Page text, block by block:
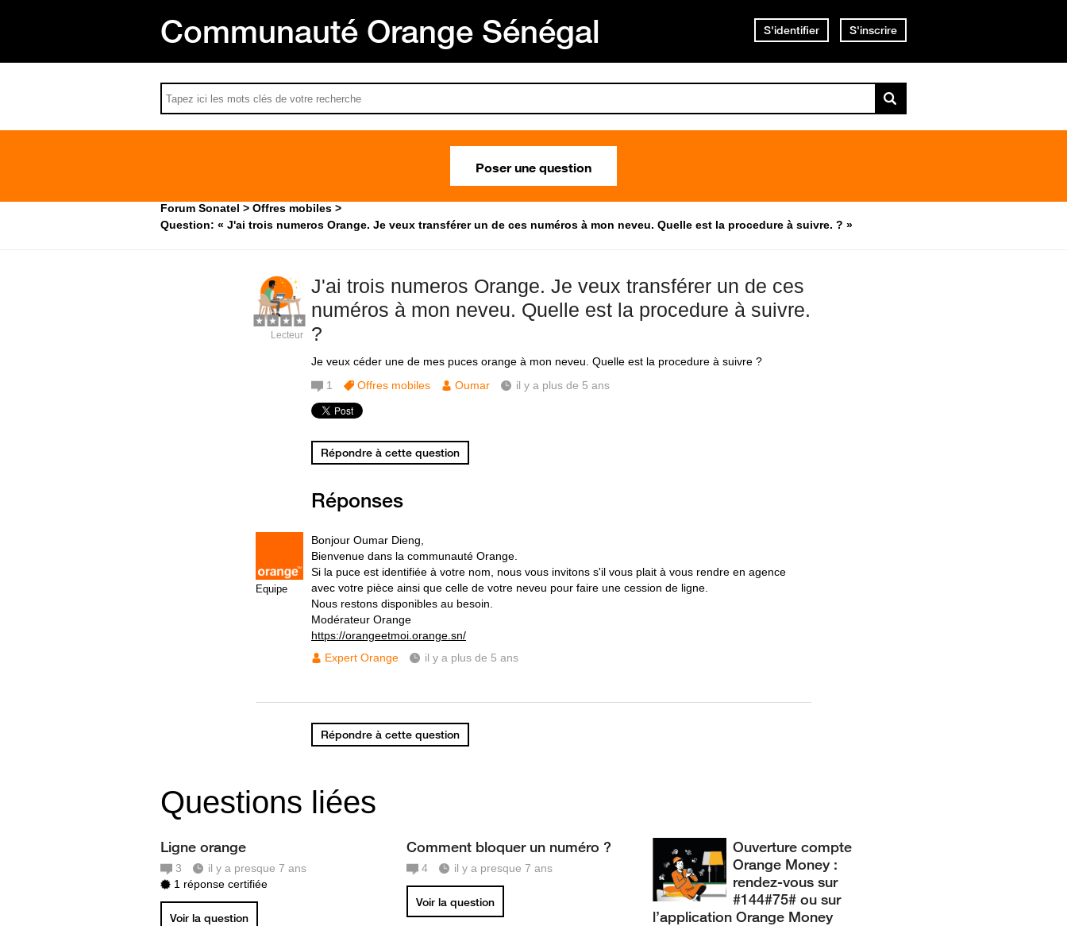
Communauté Orange Sénégal S'identifier S'inscrire
Poser une question
Forum Sonatel
Offres mobiles
Question: « J'ai trois numeros Orange. Je veux transférer un de ces numéros à mon neveu. Quelle est la procedure à suivre. ? »
J'ai trois numeros Orange. Je veux transférer un de ces
numéros à mon neveu. Quelle est la procedure à suivre.
?
Je veux céder une de mes puces orange à mon neveu. Quelle est la procedure à suivre ?
Lecteur
1 Offres mobiles Oumar il y a plus de 5 ans
Répondre à cette question
Réponses
Equipe
Bonjour Oumar Dieng,
Bienvenue dans la communauté Orange.
Si la puce est identifiée à votre nom, nous vous invitons s'il vous plait à vous rendre en agence
avec votre pièce ainsi que celle de votre neveu pour faire une cession de ligne.
Nous restons disponibles au besoin.
Modérateur Orange
https://orangeetmoi.orange.sn/
Expert Orange
il y a plus de 5 ans
Répondre à cette question
Questions liées
Ligne orange
3
il y a presque 7 ans
1 réponse certifiée
Voir la question
Comment bloquer un numéro ?
4 il y a presque 7 ans
Voir la question
Ouverture compte
Orange Money :
rendez-vous sur
#144#75# ou sur
l’application Orange Money